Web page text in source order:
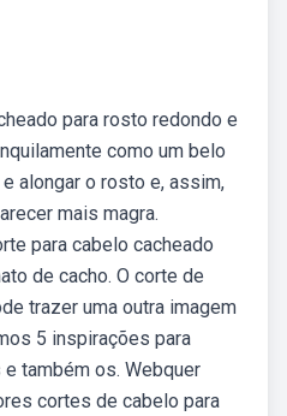
para rosto redondo e
como um belo
alongar o rosto e, assim,
mais magra.
para cabelo cacheado
de cacho. O corte de
trazer uma outra imagem
5 inspirações para
também os. Webquer
cortes de cabelo para